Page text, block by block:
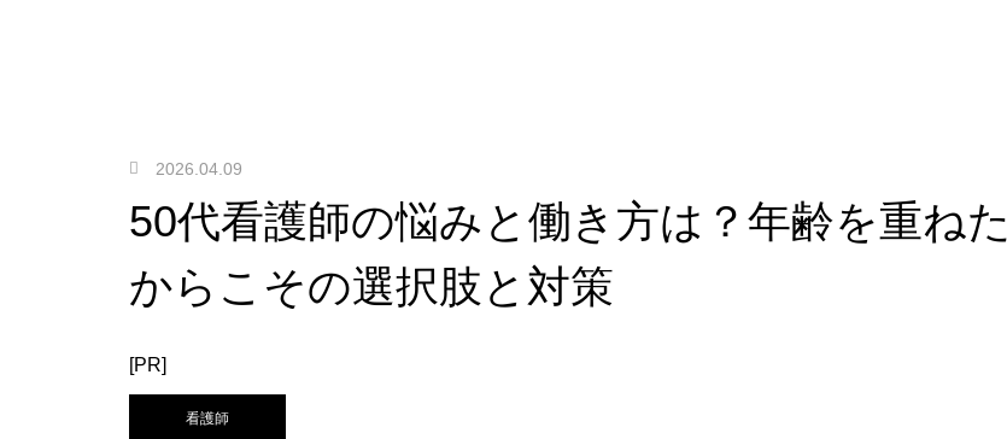
2026.04.09
50代看護師の悩みと働き方は？年齢を重ねた
からこその選択肢と対策
[PR]
看護師